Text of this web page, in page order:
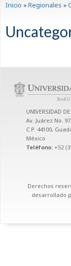
Inicio »Regionales »
UNIVERSIDAD
Av. Juárez No.
C.P. 44100,
México
Teléfono: +52
Derechos
desarrollado